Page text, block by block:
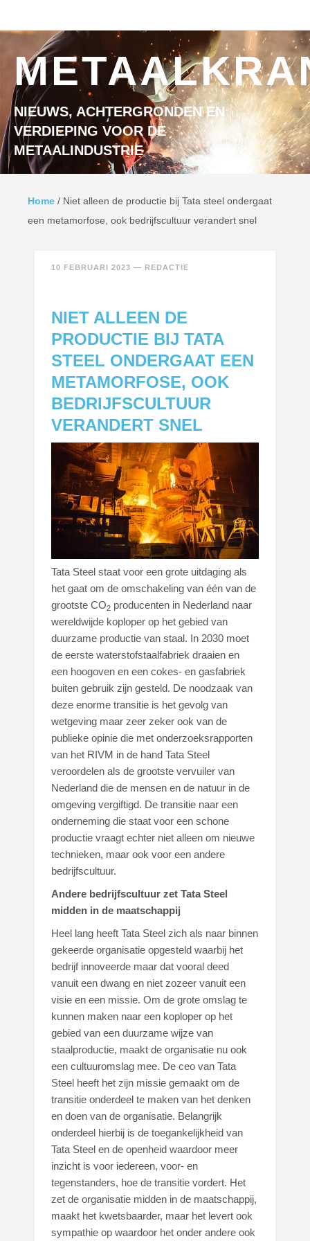
NIEUWS, ACHTERGRONDEN EN
VERDIEPING VOOR DE
METAALINDUSTRIE
Home / Niet alleen de productie bij Tata steel ondergaat
een metamorfose, ook bedrijfscultuur verandert snel
10 FEBRUARI 2023 — REDACTIE
NIET ALLEEN DE
PRODUCTIE BIJ TATA
STEEL ONDERGAAT EEN
METAMORFOSE, OOK
BEDRIJFSCULTUUR
VERANDERT SNEL
Tata Steel staat voor een grote uitdaging als
het gaat om de omschakeling van één van de
grootste CO2 producenten in Nederland naar
wereldwijde koploper op het gebied van
duurzame productie van staal. In 2030 moet
de eerste waterstofstaalfabriek draaien en
een hoogoven en een cokes- en gasfabriek
buiten gebruik zijn gesteld. De noodzaak van
deze enorme transitie is het gevolg van
wetgeving maar zeer zeker ook van de
publieke opinie die met onderzoeksrapporten
van het RIVM in de hand Tata Steel
veroordelen als de grootste vervuiler van
Nederland die de mensen en de natuur in de
omgeving vergiftigd. De transitie naar een
onderneming die staat voor een schone
productie vraagt echter niet alleen om nieuwe
technieken, maar ook voor een andere
bedrijfscultuur.
Andere bedrijfscultuur zet Tata Steel
midden in de maatschappij
Heel lang heeft Tata Steel zich als naar binnen
gekeerde organisatie opgesteld waarbij het
bedrijf innoveerde maar dat vooral deed
vanuit een dwang en niet zozeer vanuit een
visie en een missie. Om de grote omslag te
kunnen maken naar een koploper op het
gebied van een duurzame wijze van
staalproductie, maakt de organisatie nu ook
een cultuuromslag mee. De ceo van Tata
Steel heeft het zijn missie gemaakt om de
transitie onderdeel te maken van het denken
en doen van de organisatie. Belangrijk
onderdeel hierbij is de toegankelijkheid van
Tata Steel en de openheid waardoor meer
inzicht is voor iedereen, voor- en
tegenstanders, hoe de transitie vordert. Het
zet de organisatie midden in de maatschappij,
maakt het kwetsbaarder, maar het levert ook
sympathie op waardoor het onder andere ook